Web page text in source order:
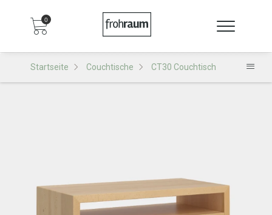
0
Startseite Couchtische CT30 Couchtisch